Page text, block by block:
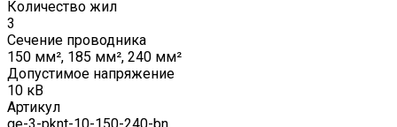
Количество жил
3
Сечение проводника
150 мм², 185 мм², 240 мм²
Допустимое напряжение
10 кВ
Артикул